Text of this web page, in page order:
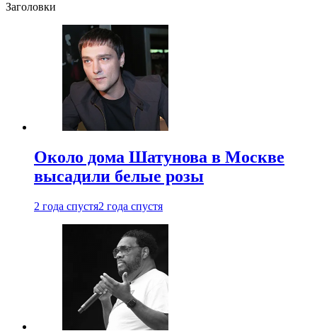
Заголовки
Около дома Шатунова в Москве
высадили белые розы
2 года спустя2 года спустя